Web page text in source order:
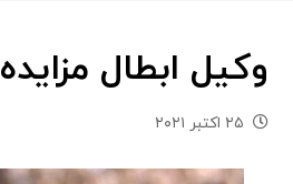
وکیل ابطال مزایده
۲۵ اکتبر ۲۰۲۱